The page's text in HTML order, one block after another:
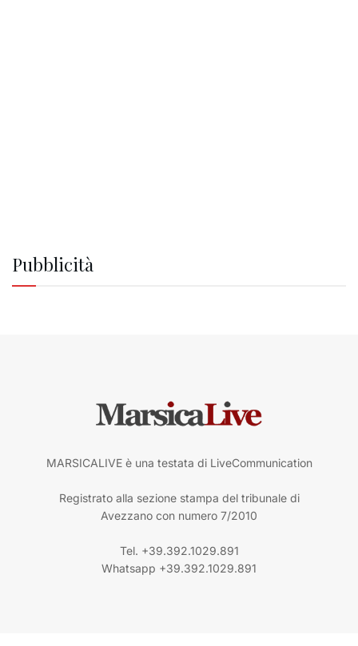
Pubblicità
MARSICALIVE è una testata di LiveCommunication
Registrato alla sezione stampa del tribunale di
Avezzano con numero 7/2010
Tel. +39.392.1029.891
Whatsapp +39.392.1029.891